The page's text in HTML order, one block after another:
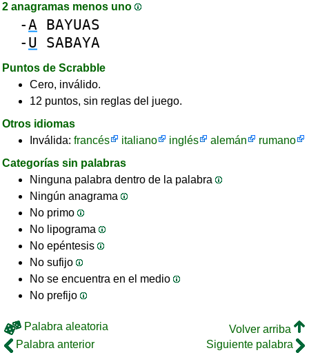
2 anagramas menos uno
-A BAYUAS
- U SABAYA
Puntos de Scrabble
Cero, inválido.
12 puntos, sin reglas del juego.
Otros idiomas
Inválida: francés italiano inglés alemán
rumano
Categorías sin palabras
Ninguna palabra dentro de la palabra
Ningún anagrama
No primo
No lipograma
No epéntesis
No sufijo
No se encuentra en el medio
No prefijo
Palabra aleatoria
Volver arriba
Palabra anterior
Siguiente palabra